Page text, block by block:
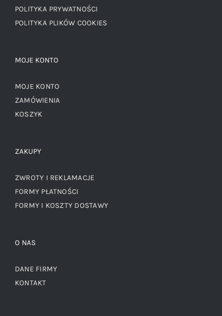
POLITYKA PRYWATNOŚCI
POLITYKA PLIKÓW COOKIES
MOJE KONTO
MOJE KONTO
ZAMÓWIENIA
KOSZYK
ZAKUPY
ZWROTY I REKLAMACJE
FORMY PŁATNOŚCI
FORMY I KOSZTY DOSTAWY
O NAS
DANE FIRMY
KONTAKT